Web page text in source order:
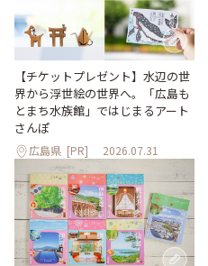
【チケットプレゼント】水辺の世
界から浮世絵の世界へ。「広島も
とまち水族館」ではじまるアート
さんぽ
広島県 [PR] 2026.07.31